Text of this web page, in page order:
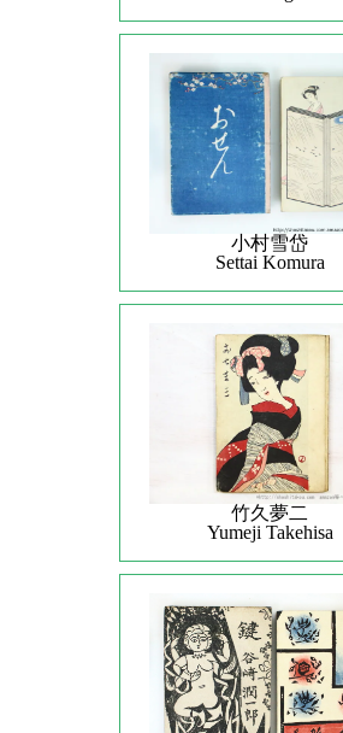
小村雪岱
Settai Komura
竹久夢二
Yumeji Takehisa